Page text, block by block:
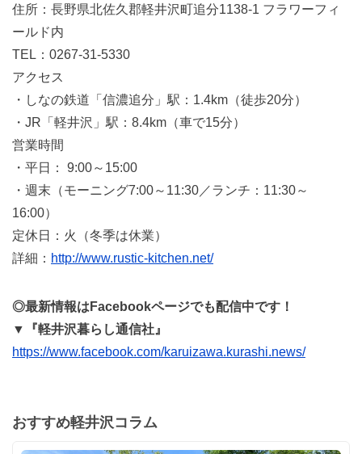
住所：長野県北佐久郡軽井沢町追分1138-1 フラワーフィ
ールド内
TEL：0267-31-5330
アクセス
・しなの鉄道「信濃追分」駅：1.4km（徒歩20分）
・JR「軽井沢」駅：8.4km（車で15分）
営業時間
・平日： 9:00～15:00
・週末（モーニング7:00～11:30／ランチ：11:30～
16:00）
定休日：火（冬季は休業）
詳細： http://www.rustic-kitchen.net/
◎最新情報はFacebookページでも配信中です！
▼『軽井沢暮らし通信社』
https://www.facebook.com/karuizawa.kurashi.news/
おすすめ軽井沢コラム